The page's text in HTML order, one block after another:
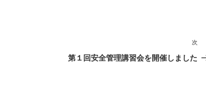
次
の
次
第１回安全管理講習会を開催しました